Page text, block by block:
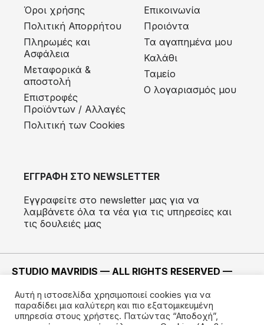
Όροι χρήσης
Πολιτική Απορρήτου
Πληρωμές και
Ασφάλεια
Μεταφορικά &
αποστολή
Eπιστροφές
Προϊόντων / Αλλαγές
Πολιτική των Cookies
Επικοινωνία
Προιόντα
Τα αγαπημένα μου
Καλάθι
Ταμείο
Ο λογαριασμός μου
ΕΓΓΡΑΦΗ ΣΤΟ NEWSLETTER
Εγγραφείτε στο newsletter μας για να
λαμβάνετε όλα τα νέα για τις υπηρεσίες και
τις δουλειές μας
STUDIO MAVRIDIS — ALL RIGHTS RESERVED —
ΚΑΤΑΣΚΕΥΗ —IMODE
Αυτή η ιστοσελίδα χρησιμοποιεί cookies για να
παραδίδει μια καλύτερη και πιο εξατομικευμένη
υπηρεσία στους χρήστες. Πατώντας “Αποδοχή”,